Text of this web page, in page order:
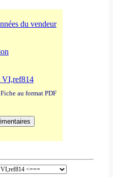
du vendeur
VI,ref814
Fiche au format PDF